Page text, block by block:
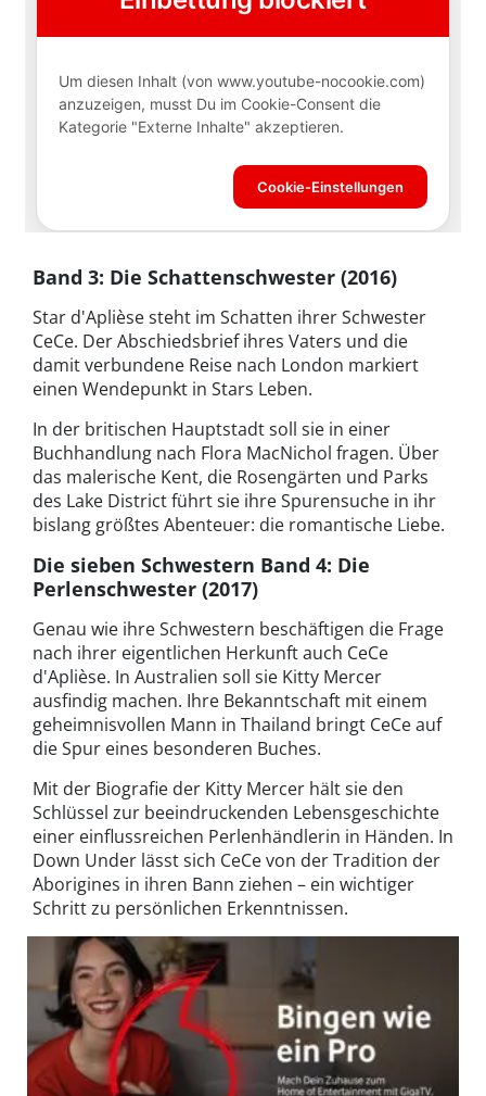
Band 3: Die Schattenschwester (2016)
Star d'Aplièse steht im Schatten ihrer Schwester
CeCe. Der Abschiedsbrief ihres Vaters und die
damit verbundene Reise nach London markiert
einen Wendepunkt in Stars Leben.
In der britischen Hauptstadt soll sie in einer
Buchhandlung nach Flora MacNichol fragen. Über
das malerische Kent, die Rosengärten und Parks
des Lake District führt sie ihre Spurensuche in ihr
bislang größtes Abenteuer: die romantische Liebe.
Die sieben Schwestern Band 4: Die
Perlenschwester (2017)
Genau wie ihre Schwestern beschäftigen die Frage
nach ihrer eigentlichen Herkunft auch CeCe
d'Aplièse. In Australien soll sie Kitty Mercer
ausfindig machen. Ihre Bekanntschaft mit einem
geheimnisvollen Mann in Thailand bringt CeCe auf
die Spur eines besonderen Buches.
Mit der Biografie der Kitty Mercer hält sie den
Schlüssel zur beeindruckenden Lebensgeschichte
einer einflussreichen Perlenhändlerin in Händen. In
Down Under lässt sich CeCe von der Tradition der
Aborigines in ihren Bann ziehen – ein wichtiger
Schritt zu persönlichen Erkenntnissen.